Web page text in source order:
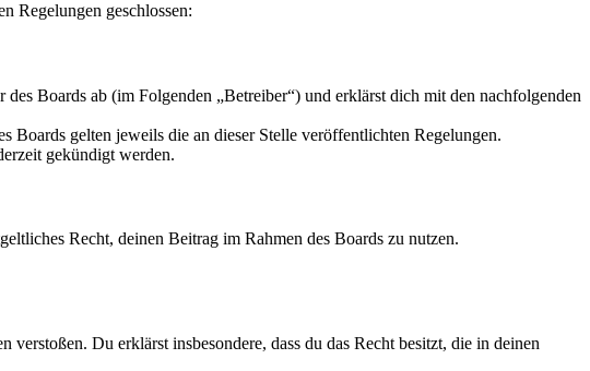
Regelungen geschlossen:
Boards ab (im Folgenden „Betreiber“) und erklärst dich mit den nachfolgenden
Boards gelten jeweils die an dieser Stelle veröffentlichten Regelungen.
gekündigt werden.
Recht, deinen Beitrag im Rahmen des Boards zu nutzen.
Du erklärst insbesondere, dass du das Recht besitzt, die in deinen